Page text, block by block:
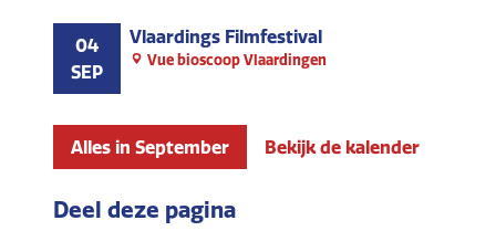
04
SEP
Vlaardings Filmfestival
Vue bioscoop Vlaardingen
Alles in September Bekijk de kalender
Deel deze pagina